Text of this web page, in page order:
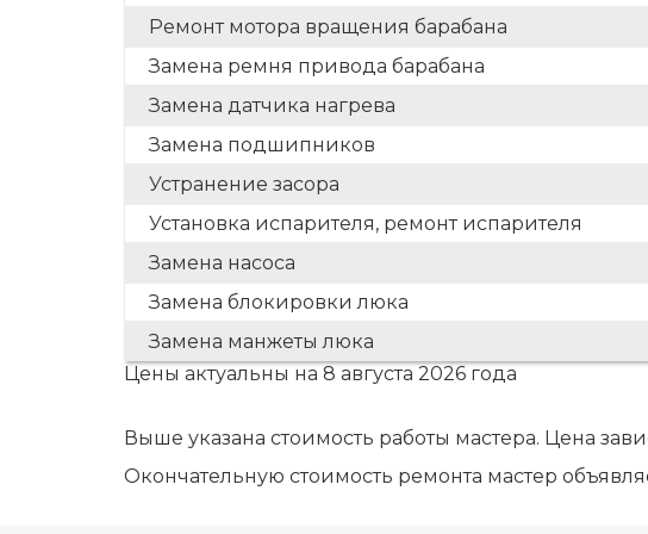
Ремонт мотора вращения барабана
Замена ремня привода барабана
Замена датчика нагрева
Замена подшипников
Устранение засора
Установка испарителя, ремонт испарителя
Замена насоса
Замена блокировки люка
Замена манжеты люка
Цены актуальны на 8 августа 2026 года
Выше указана стоимость работы мастера. Цена
Окончательную стоимость ремонта мастер